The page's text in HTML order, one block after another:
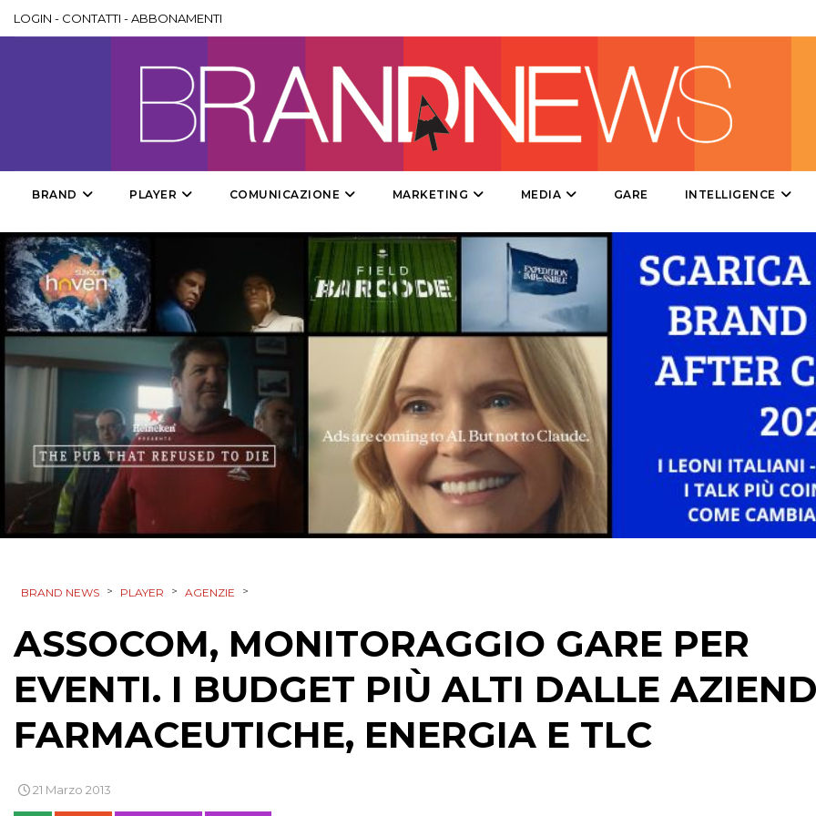
PROMOZIONI
PUNTI VENDITA
CSR
STRATEGIE
CINEMA
DIGITALE
EDITORIA
ESTERNA
DATI
LOGIN - CONTATTI -ABBONAMENTI
BRAND PLAYER COMUNICAZIONE MARKETING MEDIA GARE INTELLIGENCE
BRAND NEWS > PLAYER > AGENZIE >
ASSOCOM, MONITORAGGIO GARE PER
EVENTI. I BUDGET PIÙ ALTI DALLE
FARMACEUTICHE, ENERGIA E TLC
21 Marzo 2013